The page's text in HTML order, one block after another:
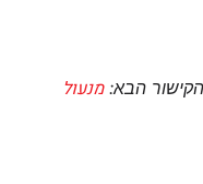
הבא:מנעול